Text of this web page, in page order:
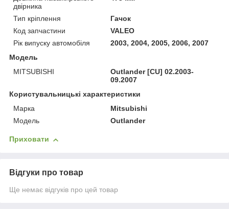
двірника
Тип кріплення
Гачок
Код запчастини
VALEO
Рік випуску автомобіля
2003, 2004, 2005, 2006, 2007
Модель
MITSUBISHI
Outlander [CU] 02.2003-
09.2007
Користувальницькі характеристики
Марка
Mitsubishi
Модель
Outlander
Приховати
Відгуки про товар
Ще немає відгуків про цей товар